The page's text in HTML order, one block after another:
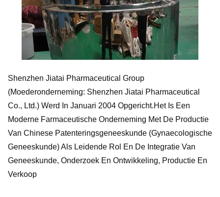
Shenzhen Jiatai Pharmaceutical Group
(moederonderneming: Shenzhen Jiatai Pharmaceutical
Co., Ltd.) Werd In Januari 2004 Opgericht.Het Is Een
Moderne Farmaceutische Onderneming Met De Productie
Van Chinese Patenteringsgeneeskunde (gynaecologische
Geneeskunde) Als Leidende Rol En De Integratie Van
Geneeskunde, Onderzoek En Ontwikkeling, Productie En
Verkoop